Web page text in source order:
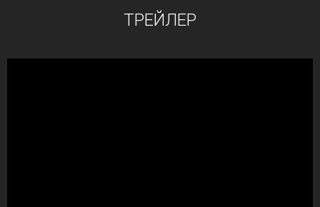
ТРЕЙЛЕР